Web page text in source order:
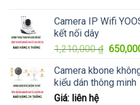
Camera IP Wifi
kết nối dây
1,210,000₫ Giá
là:
Camera kbone
kiểu dán thông minh
Giá: liên hệ